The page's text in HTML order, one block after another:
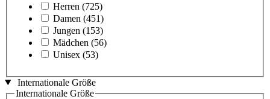
Herren (725)
Damen (451)
Jungen (153)
Mädchen (56)
Unisex (53)
Internationale Größe
Internationale Größe